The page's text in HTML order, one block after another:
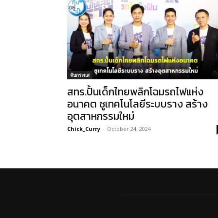
จับกระแส
สทร.ปั้นเด็กไทยพลิกโฉมรถไฟแห่ง
อนาคต ชูเทคโนโลยีระบบราง สร้าง
อุตสาหกรรมใหม่
Chick_Curry - October 24, 2024